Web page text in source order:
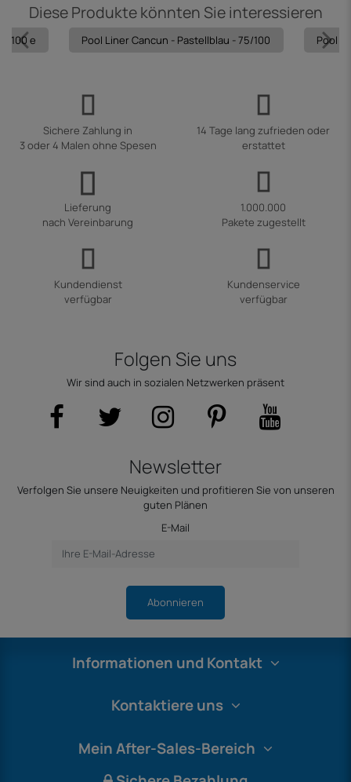
Diese Produkte könnten Sie interessieren
100 e Pool Liner Cancun - Pastellblau - 75/100 Pool
Sichere Zahlung in
3 oder 4 Malen ohne Spesen
14 Tage lang zufrieden oder
erstattet
Lieferung
nach Vereinbarung
1.000.000
Pakete zugestellt
Kundendienst
verfügbar
Kundenservice
verfügbar
Folgen Sie uns
Wir sind auch in sozialen Netzwerken präsent
Newsletter
Verfolgen Sie unsere Neuigkeiten und profitieren Sie von unseren
guten Plänen
E-Mail
Abonnieren
Informationen und Kontakt
Kontaktiere uns
Mein After-Sales-Bereich